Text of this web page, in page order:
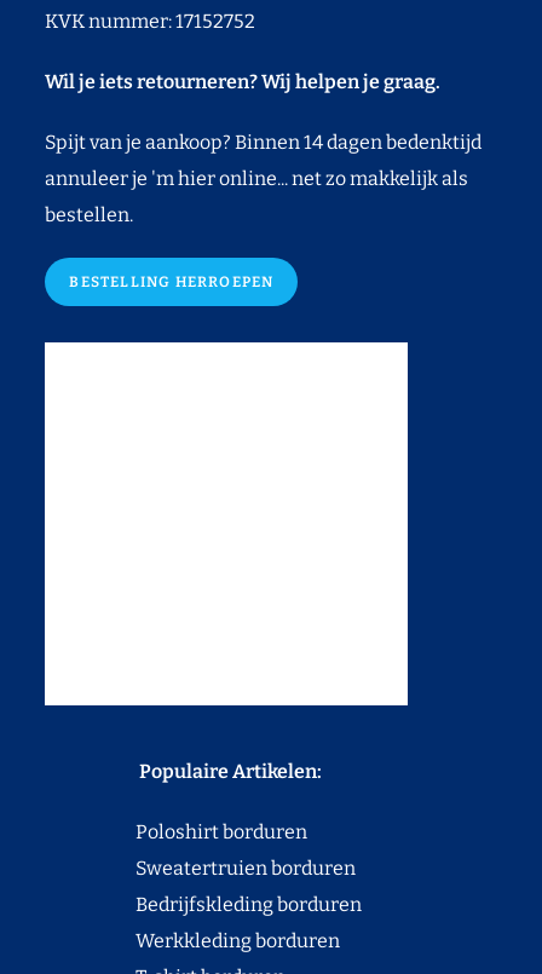
KVK nummer: 17152752
Wil je iets retourneren? Wij helpen je graag.
Spijt van je aankoop? Binnen 14 dagen bedenktijd
annuleer je 'm hier online... net zo makkelijk als
bestellen.
BESTELLING HERROEPEN
Populaire Artikelen:
Poloshirt borduren
Sweatertruien borduren
Bedrijfskleding borduren
Werkkleding borduren